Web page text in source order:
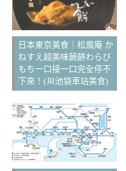
日本東京美食｜松風庵 か
ねすえ超美味蕨餅わらび
もち一口接一口完全停不
下來！(JR池袋車站美食)